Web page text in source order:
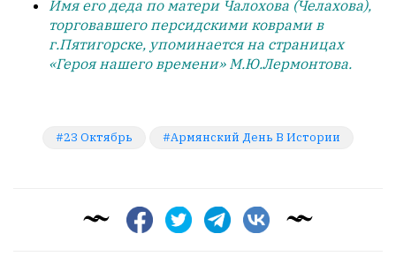
Имя его деда по матери Чалохова (Челахова),
торговавшего персидскими коврами в
г.Пятигорске, упоминается на страницах
«Героя нашего времени» М.Ю.Лермонтова.
23 Октябрь Армянский День В Истории